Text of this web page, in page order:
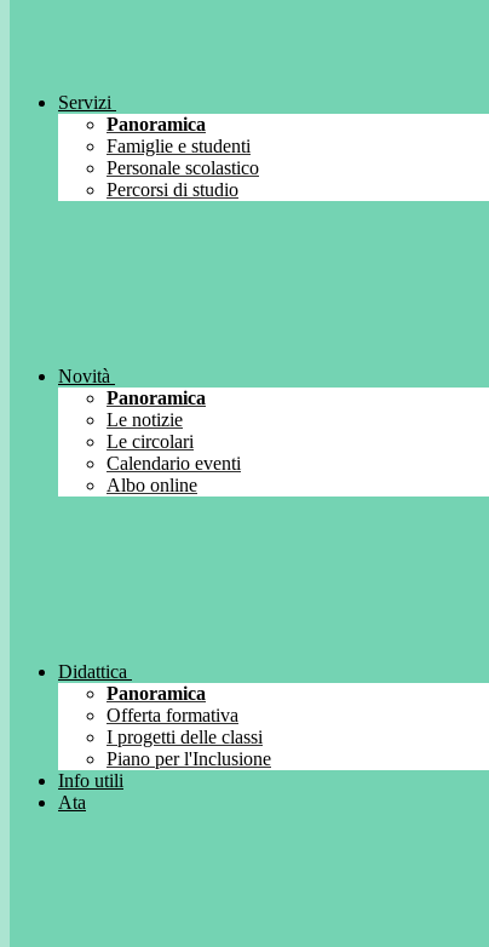
Servizi
Panoramica
Famiglie e studenti
Personale scolastico
Percorsi di studio
Novità
Panoramica
Le notizie
Le circolari
Calendario eventi
Albo online
Didattica
Panoramica
Offerta formativa
I progetti delle classi
Piano per l'Inclusione
Info utili
Ata